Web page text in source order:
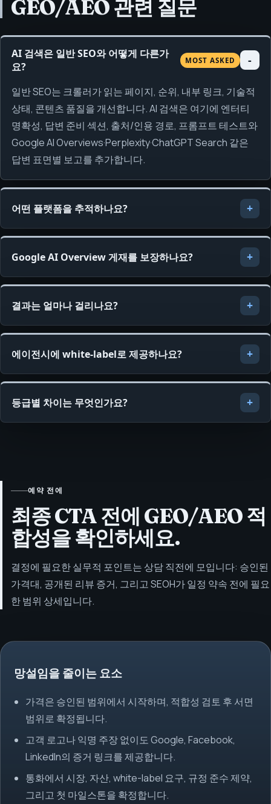
GEO/AEO 관련 질문
AI 검색은 일반 SEO와 어떻게 다른가
요?
MOST ASKED
일반 SEO는 크롤러가 읽는 페이지, 순위, 내부 링크, 기술적
상태, 콘텐츠 품질을 개선합니다. AI 검색은 여기에 엔터티
명확성, 답변 준비 섹션, 출처/인용 경로, 프롬프트 테스트와
Google AI Overviews·Perplexity·ChatGPT Search 같은
답변 표면별 보고를 추가합니다.
어떤 플랫폼을 추적하나요?
Google AI Overview 게재를 보장하나요?
결과는 얼마나 걸리나요?
에이전시에 white-label로 제공하나요?
등급별 차이는 무엇인가요?
예약 전에
최종 CTA 전에 GEO/AEO 적
합성을 확인하세요.
결정에 필요한 실무적 포인트는 상담 직전에 모입니다: 승인된
가격대, 공개된 리뷰 증거, 그리고 SEOH가 일정 약속 전에 필요
한 범위 상세입니다.
망설임을 줄이는 요소
가격은 승인된 범위에서 시작하며, 적합성 검토 후 서면
범위로 확정됩니다.
고객 로고나 익명 주장 없이도 Google, Facebook,
LinkedIn의 증거 링크를 제공합니다.
통화에서 시장, 자산, white-label 요구, 규정 준수 제약,
그리고 첫 마일스톤을 확정합니다.